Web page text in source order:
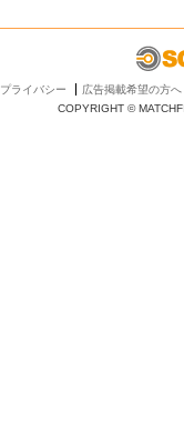
プライバシー
広告掲載希望の方へ
COPYRIGHT ©